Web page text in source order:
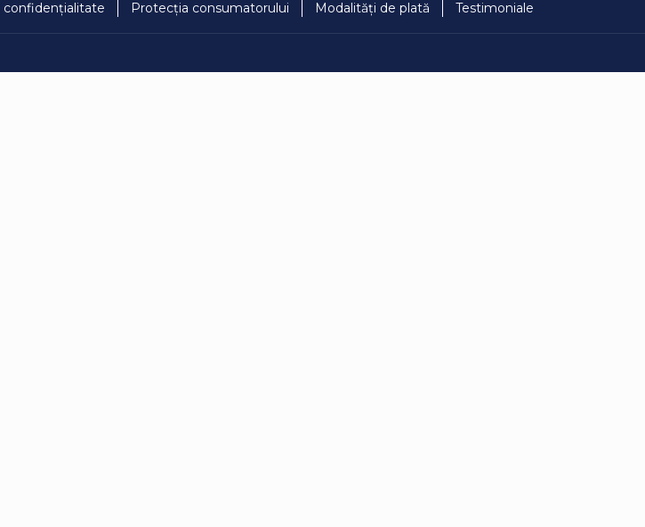
confidențialitate Protecția consumatorului Modalități de plată Testimoniale